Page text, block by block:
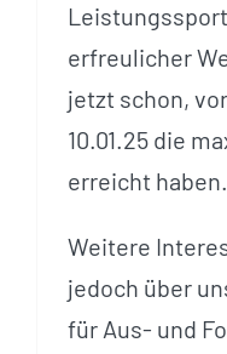
erfreulicher
jetzt schon,
10.01.25 die
erreicht haben.
Weitere
jedoch über
für Aus- und